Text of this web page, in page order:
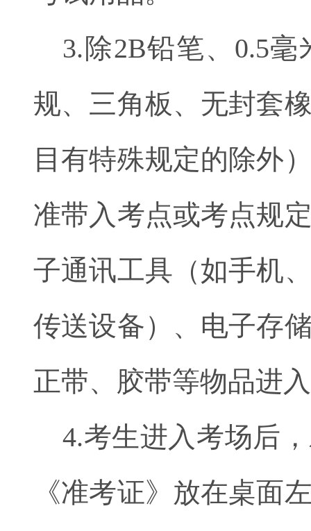
3.除2B铅笔、0.5
规、三角板、无封套
目有特殊规定的除外
准带入考点或考点规
子通讯工具（如手机
传送设备）、电子存
正带、胶带等物品进
4.考生进入考场后
《准考证》放在桌面